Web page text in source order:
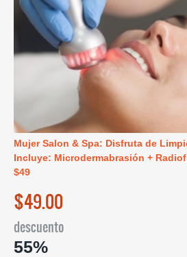
Mujer Salon & Spa: Disfruta de
Incluye: Microdermabrasión +
$49
$49.00
descuento
55%